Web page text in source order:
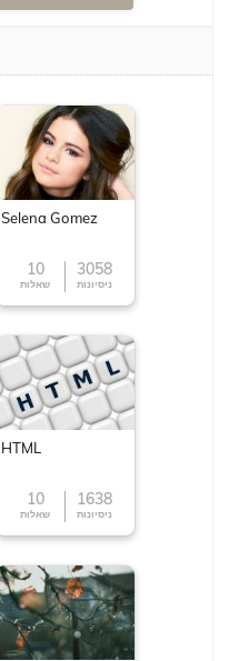
Selena Gomez
10
שאלות
3058
ניסיונות
HTML
10
שאלות
1638
ניסיונות